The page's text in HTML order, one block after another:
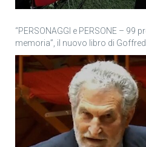
“PERSONAGGI e PERSONE – 99
memoria”, il nuovo libro di